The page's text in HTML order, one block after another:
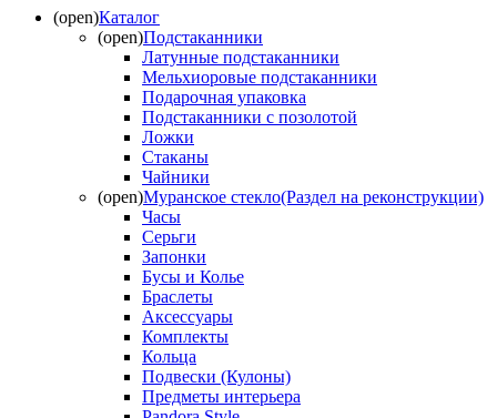
(open)Каталог
(open)Подстаканники
Латунные подстаканники
Мельхиоровые подстаканники
Подарочная упаковка
Подстаканники с позолотой
Ложки
Стаканы
Чайники
(open)Муранское стекло(Раздел на реконструкции)
Часы
Серьги
Запонки
Бусы и Колье
Браслеты
Аксессуары
Комплекты
Кольца
Подвески (Кулоны)
Предметы интерьера